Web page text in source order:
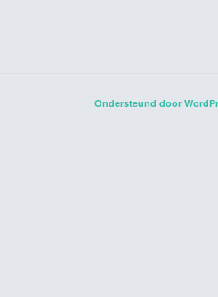
Ondersteund door